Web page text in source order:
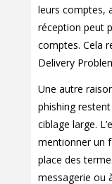
leurs comptes,
réception peut
comptes. Cela
Delivery
Une autre
phishing
ciblage large.
mentionner un
place des
messagerie ou